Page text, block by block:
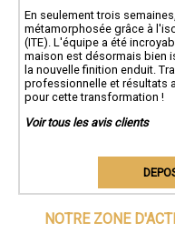
En seulement trois
métamorphosée grâce à
(ITE). L'équipe a été
maison est désormais bien
la nouvelle finition enduit.
professionnelle et résultats
pour cette transformation !
Voir tous les avis clients
NOTRE ZONE